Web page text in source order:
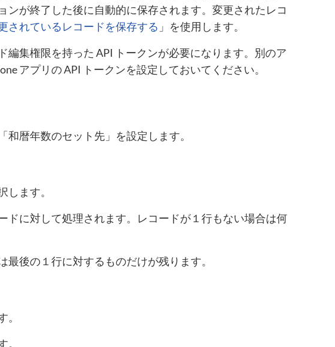
が終了した後に自動的に保存されます。変更されたレコ
されているレコードを保存する 」を使用します。
集権限を持った API トークンが必要になります。別のア
アプリの API トークンを設定しておいてください。
和暦年数のセット先」を設定します。
ます。
に対して処理されます。レコードが１行もない場合は何
後の１行に対するものだけが残ります。